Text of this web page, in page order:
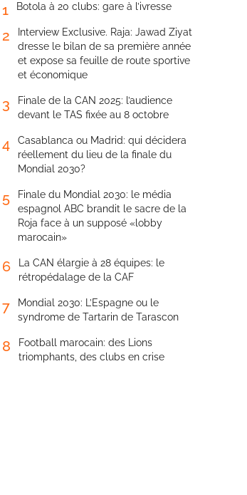
1 Botola à 20 clubs: gare à l’ivresse
2
Interview Exclusive. Raja: Jawad Ziyat
dresse le bilan de sa première année
et expose sa feuille de route sportive
et économique
3
Finale de la CAN 2025: l’audience
devant le TAS fixée au 8 octobre
4
Casablanca ou Madrid: qui décidera
réellement du lieu de la finale du
Mondial 2030?
5
Finale du Mondial 2030: le média
espagnol ABC brandit le sacre de la
Roja face à un supposé «lobby
marocain»
6
La CAN élargie à 28 équipes: le
rétropédalage de la CAF
7
Mondial 2030: L’Espagne ou le
syndrome de Tartarin de Tarascon
8
Football marocain: des Lions
triomphants, des clubs en crise